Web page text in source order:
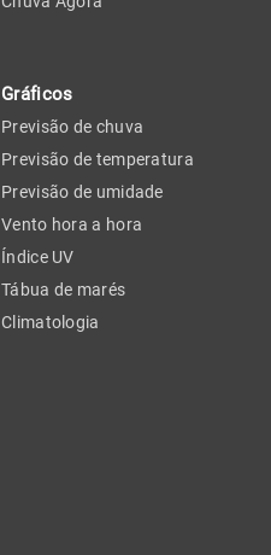
Gráficos
Previsão de chuva
Previsão de temperatura
Previsão de umidade
Vento hora a hora
Índice UV
Tábua de marés
Climatologia